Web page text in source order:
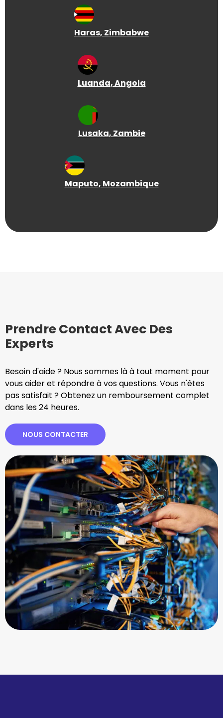
Haras, Zimbabwe
Luanda, Angola
Lusaka, Zambie
Maputo, Mozambique
Prendre Contact Avec Des
Experts
Besoin d'aide ? Nous sommes là à tout moment pour
vous aider et répondre à vos questions. Vous n'êtes
pas satisfait ? Obtenez un remboursement complet
dans les 24 heures.
NOUS CONTACTER